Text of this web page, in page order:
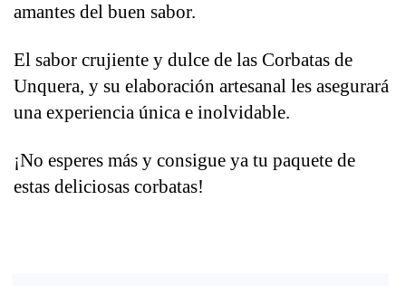
amantes del buen sabor.
El sabor crujiente y dulce de las Corbatas de
Unquera, y su elaboración artesanal les asegurará
una experiencia única e inolvidable.
¡No esperes más y consigue ya tu paquete de
estas deliciosas corbatas!